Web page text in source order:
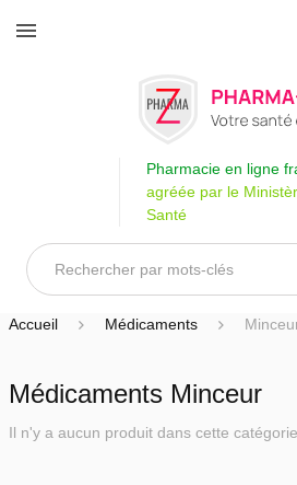
Pharmacie en ligne
agréée par le
Santé
Accueil Médicaments
Médicaments Minceur
Il n'y a aucun produit dans cette catégorie.